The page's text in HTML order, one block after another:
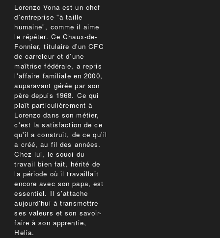
Lorenzo Vona est un chef
d'entreprise "à taille
humaine", comme il aime
le répéter. Ce Chaux-de-
Fonnier, titulaire d'un CFC
de carreleur et d'une
maîtrise fédérale, a repris
l'affaire familiale en 2000,
auparavant gérée par son
père depuis 1968. Ce qui
plaît particulièrement à
Lorenzo dans son métier,
c'est la satisfaction de ce
qu'il a construit, de ce qu'il
a créé, au fil des années.
Chez lui, le souci du
travail bien fait, hérité de
la période où il travaillait
encore avec son papa, est
essentiel. Il s'attache
aujourd'hui à transmettre
ses valeurs et son savoir-
faire à son apprentie,
Helia.